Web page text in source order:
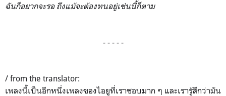
ฉันก็อยากจะรอ ถึงแม้จะต้องทนอยู่เช่นนี้ก็ตาม
- - - - -
/ from the translator:
เพลงนี้เป็นอีกหนึ่งเพลงของไอยูที่เราชอบมาก ๆ และเรารู้สึกว่ามัน